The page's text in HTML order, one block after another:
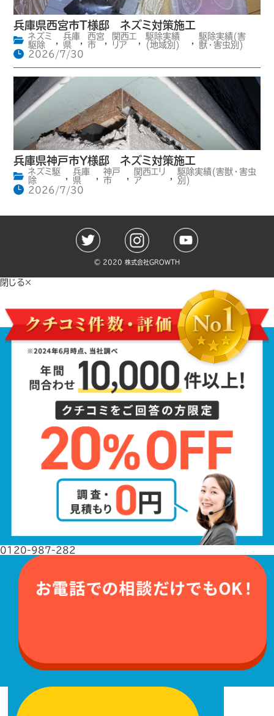
兵庫県西宮市T様邸 ネズミ対策施工
ネズミ
駆除
兵庫
県
,
西宮
市
関西エ
リア
駆除実績
(地域別)
駆除実績(害
獣・害虫別)
2026/7/30
兵庫県神戸市Y様邸 ネズミ対策施工
ネズミ駆
除
,
兵庫
県
,
神戸
市
,
関西エリ
ア
,
駆除実績(害獣・害虫
別)
2026/7/30
©️ 2020 株式会社GROWTH
閉じる×
0120-987-282